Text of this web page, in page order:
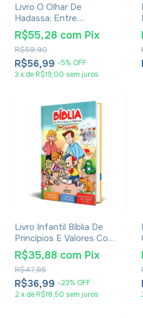
Livro O Olhar De
Hadassa: Entre
Jerusalém E O Presente -
G.R. Silva
R$56,99 -5% OFF
R$59,90
R$55,28 com Pix
3 x de R$19,00 sem juros
Livro Infantil Bíblia De
Princípios E Valores Com
Palabritas - Capa Dura
R$36,99 -23% OFF
R$47,95
R$35,88 com Pix
2 x de R$18,50 sem juros